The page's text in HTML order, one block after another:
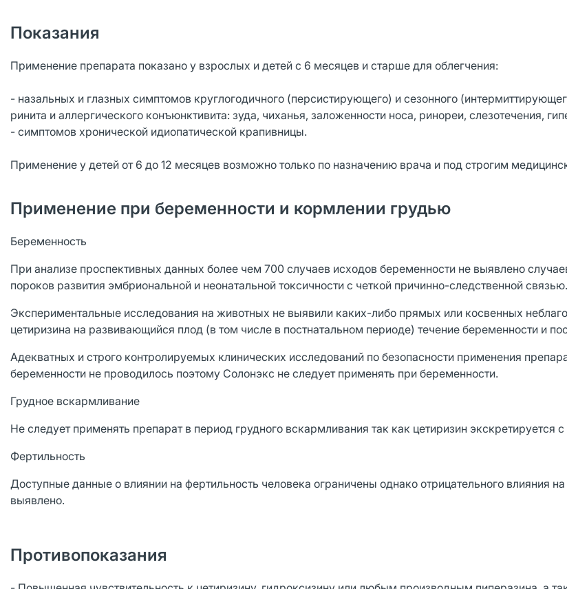
Показания
Применение препарата показано у взрослых и детей с 6 месяцев и старше для облегчения:
- назальных и глазных симптомов круглогодичного (персистирующего) и сезонного
ринита и аллергического конъюнктивита: зуда, чиханья, заложенности носа, ринореи, слезотечения,
- симптомов хронической идиопатической крапивницы.
Применение у детей от 6 до 12 месяцев возможно только по назначению врача и под строгим
Применение при беременности и кормлении грудью
Беременность
При анализе проспективных данных более чем 700 случаев исходов беременности не выявлено
пороков развития эмбриональной и неонатальной токсичности с четкой причинно-следственной связью.
Экспериментальные исследования на животных не выявили каких-либо прямых или косвенных
цетиризина на развивающийся плод (в том числе в постнатальном периоде) течение беременности и
Адекватных и строго контролируемых клинических исследований по безопасности применения
беременности не проводилось поэтому Солонэкс не следует применять при беременности.
Грудное вскармливание
Не следует применять препарат в период грудного вскармливания так как цетиризин экскретируется
Фертильность
Доступные данные о влиянии на фертильность человека ограничены однако отрицательного влияния
выявлено.
Противопоказания